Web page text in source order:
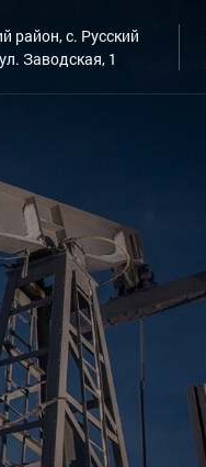
район, с. Русский
Заводская, 1